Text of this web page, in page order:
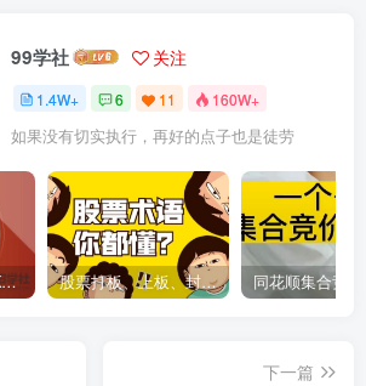
99学社 关注
1.4W+ 6 11 160W+
如果没有切实执行，再好的点子也是徒劳
超级简单！同花顺K线界面显示行业概念指标代码图解 股票打板、上板、封板、翘板、炸板是什么意思？炒股你必须懂的暗语！
下一篇